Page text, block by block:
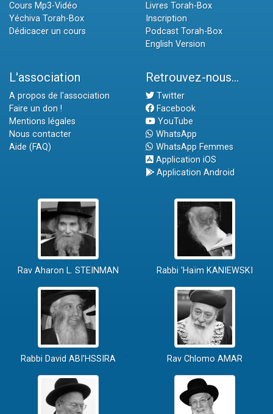
Cours Mp3-Vidéo
Yéchiva Torah-Box
Dédicacer un cours
Livres Torah-Box
Inscription
Podcast Torah-Box
English Version
L'association
A propos de l'association
Faire un don !
Mentions légales
Nous contacter
Aide (FAQ)
Retrouvez-nous...
Twitter
Facebook
YouTube
WhatsApp
WhatsApp Femmes
Application iOS
Application Android
Rav Aharon L. STEINMAN Rabbi 'Haïm KANIEWSKI
Rabbi David ABI'HSSIRA Rav Chlomo AMAR